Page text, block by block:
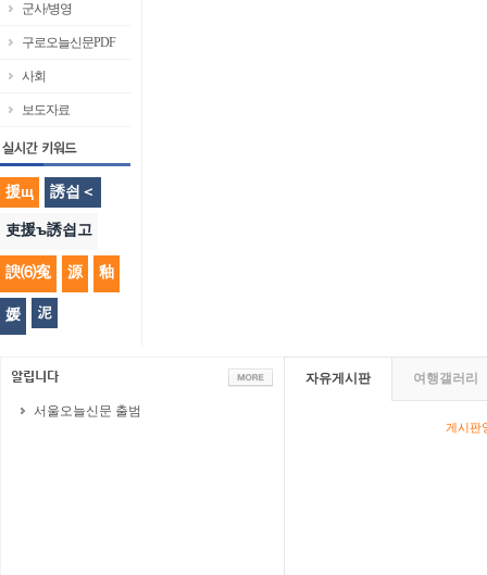
군사/병영
구로오늘신문PDF
사회
보도자료
援щ 誘쇱＜
吏援ъ誘쇱고
諛⑹寃 源 釉
媛 泥
서울오늘신문 출범
자유게시판 여행갤러리
게시판